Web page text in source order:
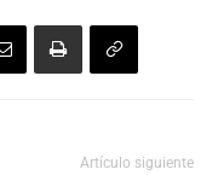
Artículo siguiente